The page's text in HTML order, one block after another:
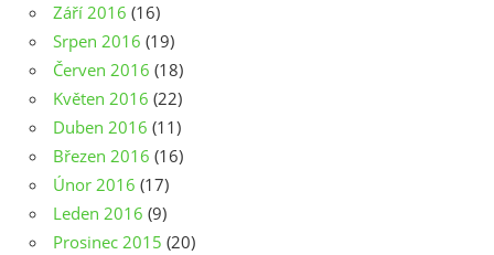
Září 2016 (16)
Srpen 2016 (19)
Červen 2016 (18)
Květen 2016 (22)
Duben 2016 (11)
Březen 2016 (16)
Únor 2016 (17)
Leden 2016 (9)
Prosinec 2015 (20)